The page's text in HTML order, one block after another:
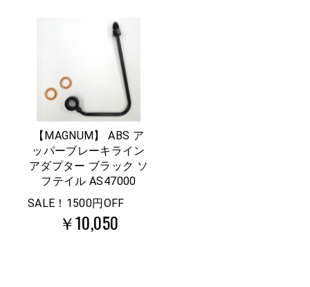
【MAGNUM】 ABS ア
ッパーブレーキライン
アダプター ブラック ソ
フテイル AS47000
SALE！1500円OFF
￥10,050